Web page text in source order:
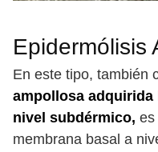
Epidermólisis
En este tipo, también
ampollosa adquirida
nivel subdérmico, es
membrana basal a